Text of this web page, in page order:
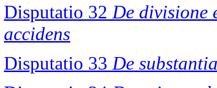
Disputatio 32 De divisione
accidens
Disputatio 33 De